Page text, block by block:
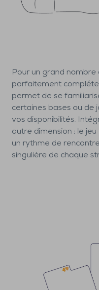
Pour un grand
parfaitement
permet de se
certaines bases ou de
vos disponibilités.
autre dimension : le
un rythme de
singulière de chaque